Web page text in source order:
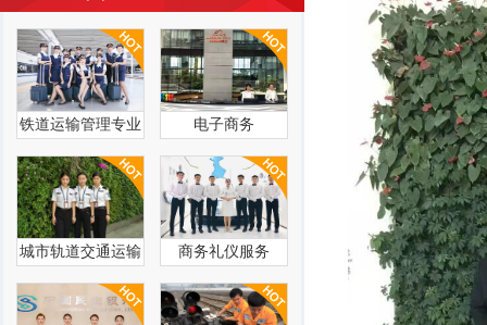
铁道运输管理专业 电子商务
城市轨道交通运输
商务礼仪服务